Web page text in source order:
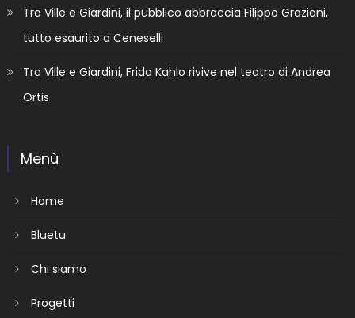
Tra Ville e Giardini, il pubblico abbraccia Filippo Graziani,
tutto esaurito a Ceneselli
Tra Ville e Giardini, Frida Kahlo rivive nel teatro di Andrea
Ortis
Menù
Home
Bluetu
Chi siamo
Progetti